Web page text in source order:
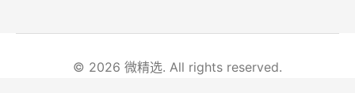
© 2026 微精选. All rights reserved.